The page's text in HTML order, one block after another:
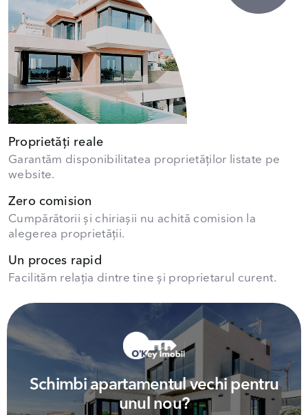
Proprietăți reale
Garantăm disponibilitatea proprietăților listate pe
website.
Zero comision
Cumpărătorii și chiriașii nu achită comision la
alegerea proprietății.
Un proces rapid
Facilităm relația dintre tine și proprietarul curent.
Schimbi apartamentul vechi pentru
unul nou?